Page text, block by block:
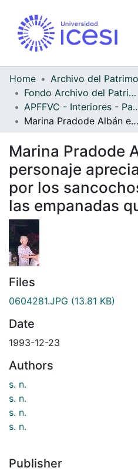
Home
Fondo Archivo del Patrimonio Fotográfico y Fílmico del Valle del Cauca
APFFVC -
Marina Pradode Albán es un personaje apreciado en la región por los sancochos de gallina y las empanadas que prepara
Marina Pradode
personaje
por los
las empanadas
Files
0604281.JPG (13.81 KB)
Date
1993-12-23
Authors
s. n.
s. n.
s. n.
s. n.
Publisher